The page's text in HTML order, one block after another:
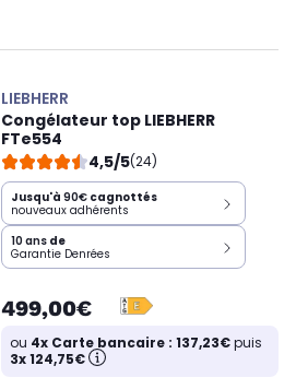
LIEBHERR
Congélateur top LIEBHERR
FTe554
4,5/5(24)
Jusqu'à 90€ cagnottés
nouveaux adhérents
10 ans de
Garantie Denrées
499,00€
ou 4x Carte bancaire : 137,23€puis
3x 124,75€